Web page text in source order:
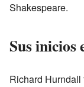
Shakespeare.
Sus inicios
Richard